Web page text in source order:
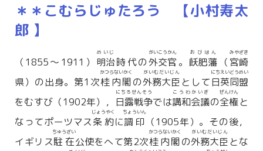
＊＊こむらじゅたろう 【小村寿太
郎 】
（1855〜1911） 明治
めいじ
時代の外交官
がいこうかん
。 飫肥藩
おびはん
（ 宮崎
みやざき
県）の出身。第1次桂内閣
かつらないかく
の外務大臣
がいむだいじん
として日英同盟
にちえいどうめい
をむすび（1902年）， 日露戦争
にちろせんそう
では講和会議
こうわかいぎ
の全権
ぜんけん
と
なってポーツマス条約
じょうやく
に調印
ちょういん
（1905年）。その後，
イギリス駐在
ちゅうざい
公使をへて第2次桂内閣
かつらないかく
の外務大臣
がいむだいじん
とな